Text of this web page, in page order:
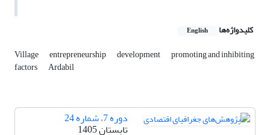
کلیدواژه‌ها English
Village entrepreneurship development promoting and inhibiting
factors Ardabil
دوره 7، شماره 24
تابستان 1405